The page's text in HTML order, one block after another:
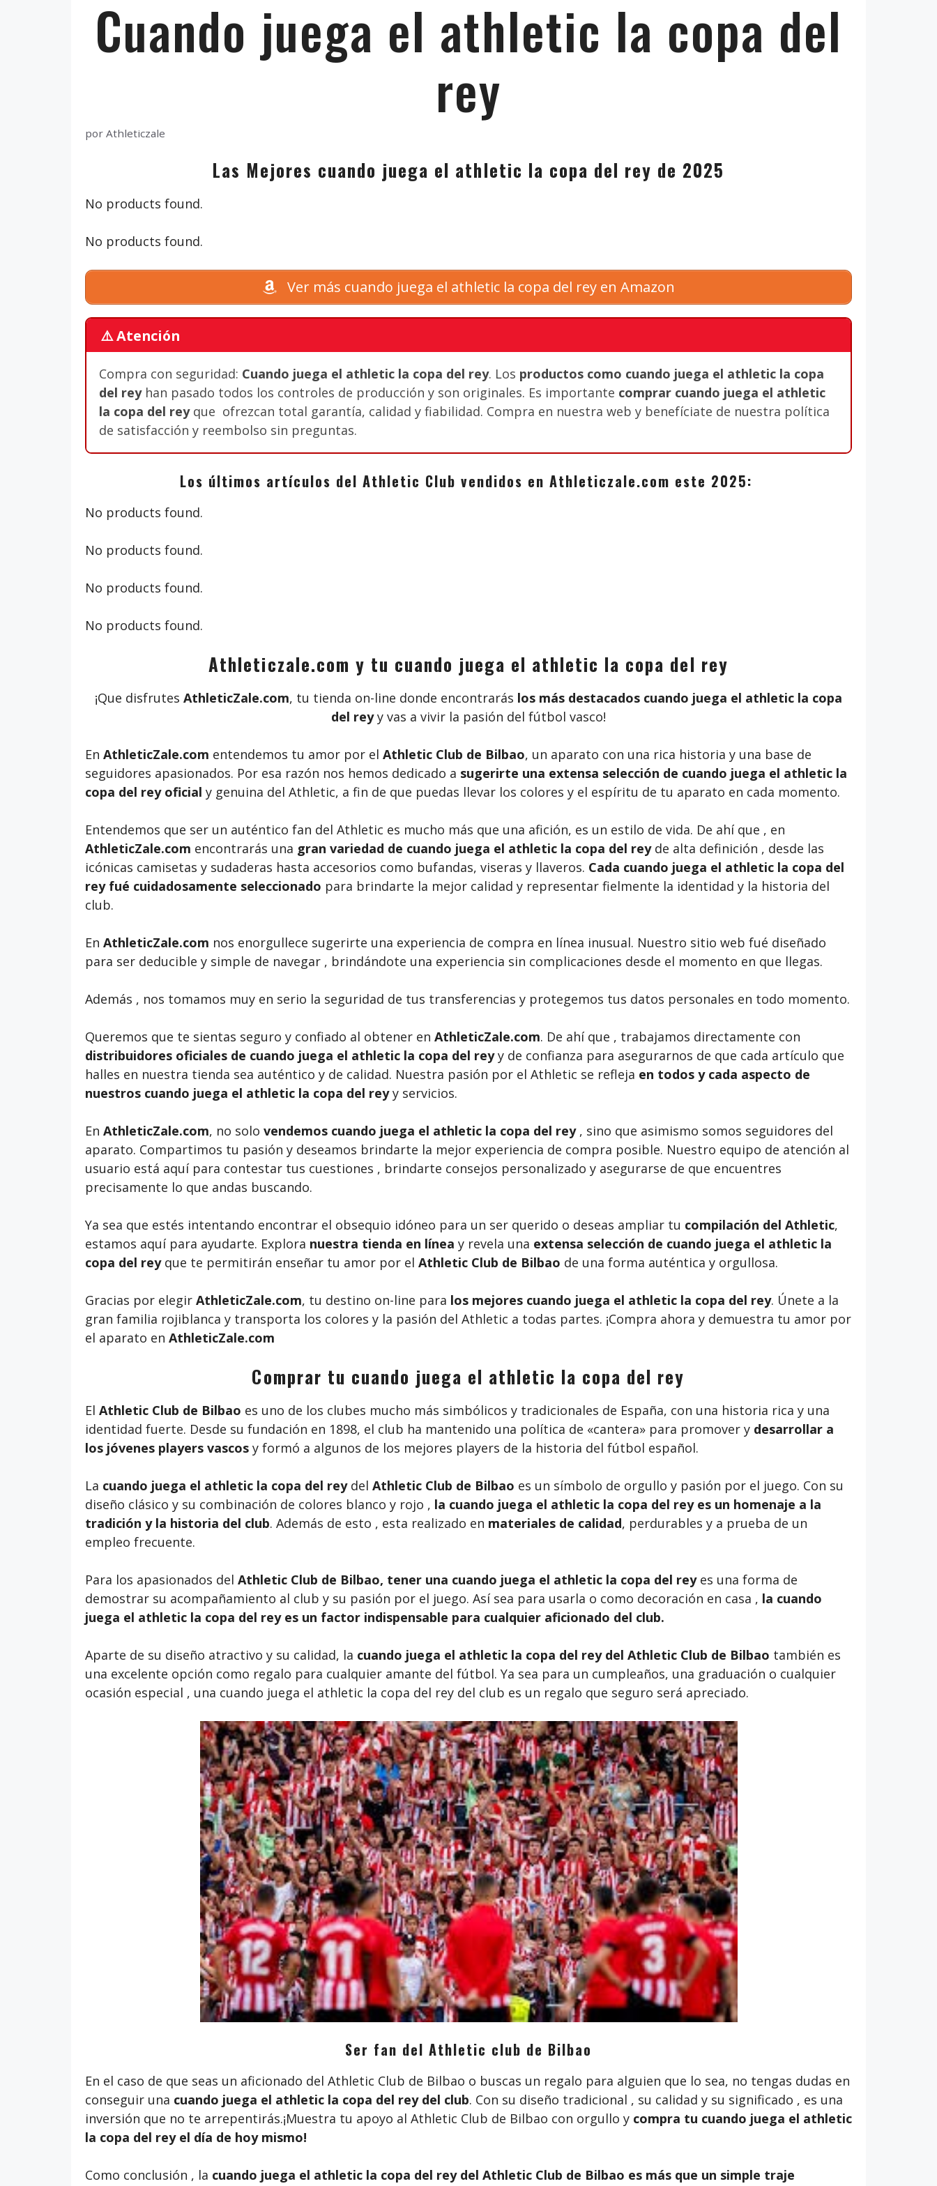
Cuando juega el athletic la copa del
rey
por Athleticzale
Las Mejores cuando juega el athletic la copa del rey de 2025
No products found.
No products found.
Ver más cuando juega el athletic la copa del rey en Amazon
⚠️ Atención
Compra con seguridad: Cuando juega el athletic la copa del rey. Los productos como cuando juega el athletic la copa
del reyhan pasado todos los controles de producción y son originales. Es importante comprar cuando juega el athletic
la copa del reyque ofrezcan total garantía, calidad y fiabilidad. Compra en nuestra web y benefíciate de nuestra política
de satisfacción y reembolso sin preguntas.
Los últimos artículos del Athletic Club vendidos en Athleticzale.com este 2025:
No products found.
No products found.
No products found.
No products found.
Athleticzale.com y tu cuando juega el athletic la copa del rey
¡Que disfrutes AthleticZale.com, tu tienda on-line donde encontrarás los más destacados cuando juega el athletic la copa
del reyy vas a vivir la pasión del fútbol vasco!
En AthleticZale.com entendemos tu amor por el Athletic Club de Bilbao, un aparato con una rica historia y una base de
seguidores apasionados. Por esa razón nos hemos dedicado a sugerirte una extensa selección de cuando juega el athletic la
copa del rey oficial y genuina del Athletic, a fin de que puedas llevar los colores y el espíritu de tu aparato en cada momento.
Entendemos que ser un auténtico fan del Athletic es mucho más que una afición, es un estilo de vida. De ahí que , en
AthleticZale.com encontrarás una gran variedad de cuando juega el athletic la copa del reyde alta definición , desde las
icónicas camisetas y sudaderas hasta accesorios como bufandas, viseras y llaveros. Cada cuando juega el athletic la copa del
rey fué cuidadosamente seleccionado para brindarte la mejor calidad y representar fielmente la identidad y la historia del
club.
En AthleticZale.com nos enorgullece sugerirte una experiencia de compra en línea inusual. Nuestro sitio web fué diseñado
para ser deducible y simple de navegar , brindándote una experiencia sin complicaciones desde el momento en que llegas.
Además , nos tomamos muy en serio la seguridad de tus transferencias y protegemos tus datos personales en todo momento.
Queremos que te sientas seguro y confiado al obtener en AthleticZale.com. De ahí que , trabajamos directamente con
distribuidores oficiales de cuando juega el athletic la copa del reyy de confianza para asegurarnos de que cada artículo que
halles en nuestra tienda sea auténtico y de calidad. Nuestra pasión por el Athletic se refleja en todos y cada aspecto de
nuestros cuando juega el athletic la copa del reyy servicios.
En AthleticZale.com, no solo vendemos cuando juega el athletic la copa del rey, sino que asimismo somos seguidores del
aparato. Compartimos tu pasión y deseamos brindarte la mejor experiencia de compra posible. Nuestro equipo de atención al
usuario está aquí para contestar tus cuestiones , brindarte consejos personalizado y asegurarse de que encuentres
precisamente lo que andas buscando.
Ya sea que estés intentando encontrar el obsequio idóneo para un ser querido o deseas ampliar tu compilación del Athletic,
estamos aquí para ayudarte. Explora nuestra tienda en línea y revela una extensa selección de cuando juega el athletic la
copa del reyque te permitirán enseñar tu amor por el Athletic Club de Bilbao de una forma auténtica y orgullosa.
Gracias por elegir AthleticZale.com, tu destino on-line para los mejores cuando juega el athletic la copa del rey. Únete a la
gran familia rojiblanca y transporta los colores y la pasión del Athletic a todas partes. ¡Compra ahora y demuestra tu amor por
el aparato en AthleticZale.com
Comprar tu cuando juega el athletic la copa del rey
El Athletic Club de Bilbao es uno de los clubes mucho más simbólicos y tradicionales de España, con una historia rica y una
identidad fuerte. Desde su fundación en 1898, el club ha mantenido una política de «cantera» para promover y desarrollar a
los jóvenes players vascos y formó a algunos de los mejores players de la historia del fútbol español.
La cuando juega el athletic la copa del reydel Athletic Club de Bilbao es un símbolo de orgullo y pasión por el juego. Con su
diseño clásico y su combinación de colores blanco y rojo , la cuando juega el athletic la copa del rey es un homenaje a la
tradición y la historia del club. Además de esto , esta realizado en materiales de calidad, perdurables y a prueba de un
empleo frecuente.
Para los apasionados del Athletic Club de Bilbao, tener una cuando juega el athletic la copa del reyes una forma de
demostrar su acompañamiento al club y su pasión por el juego. Así sea para usarla o como decoración en casa , la cuando
juega el athletic la copa del rey es un factor indispensable para cualquier aficionado del club.
Aparte de su diseño atractivo y su calidad, la cuando juega el athletic la copa del rey del Athletic Club de Bilbao también es
una excelente opción como regalo para cualquier amante del fútbol. Ya sea para un cumpleaños, una graduación o cualquier
ocasión especial , una cuando juega el athletic la copa del rey del club es un regalo que seguro será apreciado.
Ser fan del Athletic club de Bilbao
En el caso de que seas un aficionado del Athletic Club de Bilbao o buscas un regalo para alguien que lo sea, no tengas dudas en
conseguir una cuando juega el athletic la copa del rey del club. Con su diseño tradicional , su calidad y su significado , es una
inversión que no te arrepentirás.¡Muestra tu apoyo al Athletic Club de Bilbao con orgullo y compra tu cuando juega el athletic
la copa del rey el día de hoy mismo!
Como conclusión , la cuando juega el athletic la copa del rey del Athletic Club de Bilbao es más que un simple traje